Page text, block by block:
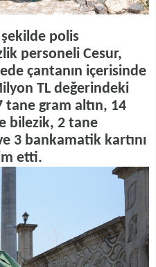
polis
personeli Cesur,
çantanın içerisinde
TL değerindeki
tane gram altın, 14
bilezik, 2 tane
3 bankamatik kartını
etti.